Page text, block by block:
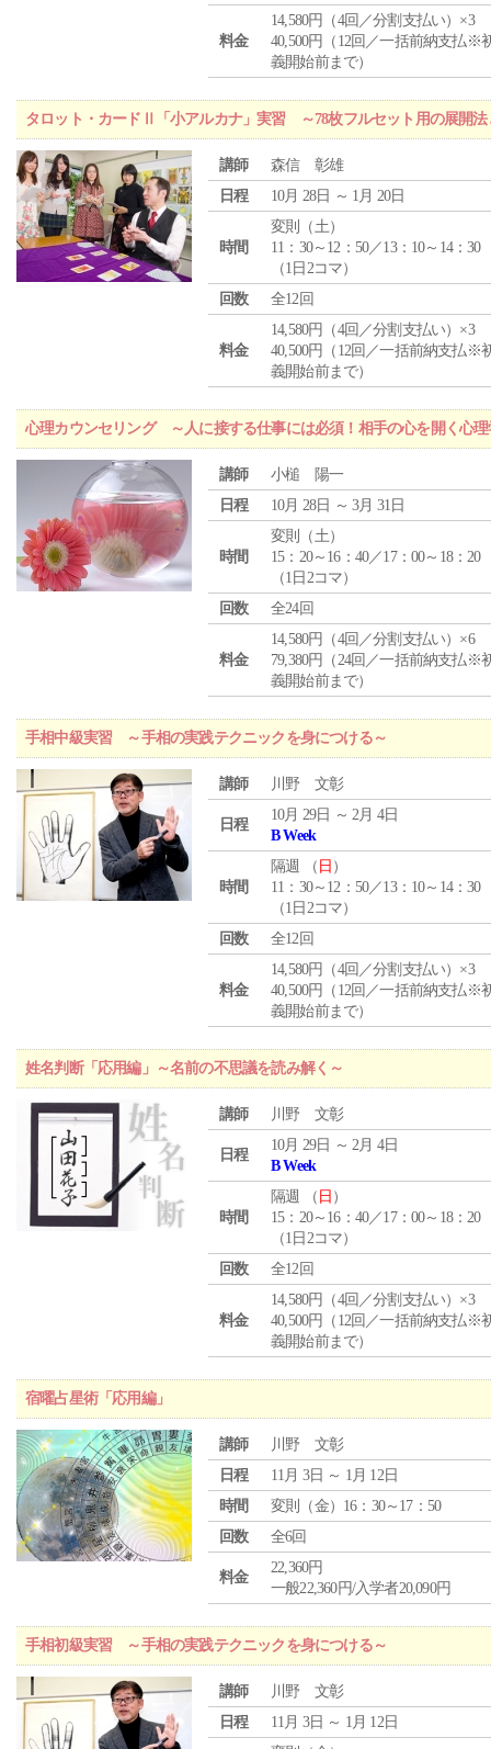
料金
14,580円（4回／分割支払い）×3
40,500円（12回／一括前納支払※
義開始前まで）
タロット・カードⅡ「小アルカナ」実習 ～78枚フルセット用の展開法
講師
森信 彰雄
日程
10月 28日 ～ 1月 20日
時間
変則（土）
11：30～12：50／13：10～14：30
（1日2コマ）
回数
全12回
料金
14,580円（4回／分割支払い）×3
40,500円（12回／一括前納支払※
義開始前まで）
心理カウンセリング ～人に接する仕事には必須！相手の心を開く心理
講師
小槌 陽一
日程
10月 28日 ～ 3月 31日
時間
変則（土）
15：20～16：40／17：00～18：20
（1日2コマ）
回数
全24回
料金
14,580円（4回／分割支払い）×6
79,380円（24回／一括前納支払※
義開始前まで）
手相中級実習 ～手相の実践テクニックを身につける～
講師 川野 文彰
日程
10月 29日 ～ 2月 4日
B Week
時間
隔週 （ 日 ）
11：30～12：50／13：10～14：30
（1日2コマ）
回数
全12回
料金
14,580円（4回／分割支払い）×3
40,500円（12回／一括前納支払※
義開始前まで）
姓名判断「応用編」～名前の不思議を読み解く～
講師 川野 文彰
日程
10月 29日 ～ 2月 4日
B Week
時間
隔週 （ 日 ）
15：20～16：40／17：00～18：20
（1日2コマ）
回数
全12回
料金
14,580円（4回／分割支払い）×3
40,500円（12回／一括前納支払※
義開始前まで）
宿曜占星術「応用編」
講師
川野 文彰
日程
11月 3日 ～ 1月 12日
時間
変則（金）16：30～17：50
回数
全6回
料金
22,360円
一般22,360円/入学者20,090円
手相初級実習 ～手相の実践テクニックを身につける～
講師
川野 文彰
日程
11月 3日 ～ 1月 12日